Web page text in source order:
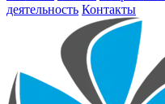
деятельность Контакты